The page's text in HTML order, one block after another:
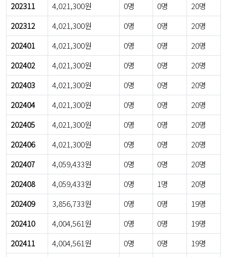
202311
4,021,300원 0명 0명
20명
202312
4,021,300원 0명 0명
20명
202401
4,021,300원 0명 0명
20명
202402
4,021,300원 0명 0명
20명
202403
4,021,300원 0명 0명
20명
202404
4,021,300원 0명 0명
20명
202405
4,021,300원 0명 0명
20명
202406
4,021,300원 0명 0명
20명
202407
4,059,433원 0명 0명
20명
202408
4,059,433원 0명 1명
20명
202409
3,856,733원 0명 0명
19명
202410
4,004,561원 0명 0명
19명
202411
4,004,561원 0명 0명
19명